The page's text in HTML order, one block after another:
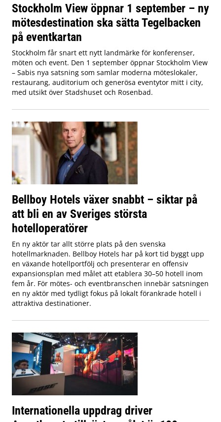
Stockholm View öppnar 1 september – ny
mötesdestination ska sätta Tegelbacken
på eventkartan
Stockholm får snart ett nytt landmärke för konferenser,
möten och event. Den 1 september öppnar Stockholm View
– Sabis nya satsning som samlar moderna möteslokaler,
restaurang, auditorium och generösa eventytor mitt i city,
med utsikt över Stadshuset och Rosenbad.
Bellboy Hotels växer snabbt – siktar på
att bli en av Sveriges största
hotelloperatörer
En ny aktör tar allt större plats på den svenska
hotellmarknaden. Bellboy Hotels har på kort tid byggt upp
en växande hotellportfölj och presenterar en offensiv
expansionsplan med målet att etablera 30–50 hotell inom
fem år. För mötes- och eventbranschen innebär satsningen
en ny aktör med tydligt fokus på lokalt förankrade hotell i
attraktiva destinationer.
Internationella uppdrag driver